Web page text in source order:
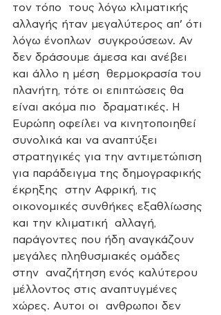
τον τόπο  τους λόγω κλιματικής
αλλαγής ήταν μεγαλύτερος απ’ ότι
λόγω ένοπλων  συγκρούσεων. Αν
δεν δράσουμε άμεσα και ανέβει
και άλλο η μέση  θερμοκρασία του
πλανήτη, τότε οι επιπτώσεις θα
είναι ακόμα πιο  δραματικές. Η
Ευρώπη οφείλει να κινητοποιηθεί
συνολικά και να αναπτύξει
στρατηγικές για την αντιμετώπιση
για παράδειγμα της δημογραφικής
έκρηξης  στην Αφρική, τις
οικονομικές συνθήκες εξαθλίωσης
και την κλιματική  αλλαγή,
παράγοντες που ήδη αναγκάζουν
μεγάλες πληθυσμιακές ομάδες
στην  αναζήτηση ενός καλύτερου
μέλλοντος στις αναπτυγμένες
χώρες. Αυτοι οι  ανθρωποι δεν